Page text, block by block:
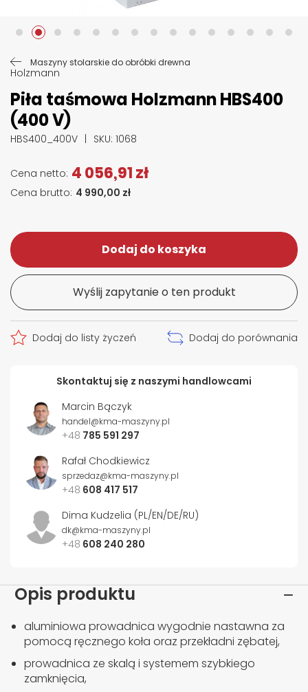
Opis produktu
aluminiowa prowadnica wygodnie nastawna za
pomocą ręcznego koła oraz przekładni zębatej,
prowadnica ze skalą i systemem szybkiego
zamknięcia,
HBS400_400V SKU: 1068
Maszyny stolarskie do obróbki drewna
Piła taśmowa Holzmann HBS400
(400 V)
4 990,00 zł
4 056,91 zł
Holzmann
Dodaj do koszyka
Wyślij zapytanie o ten produkt
Dodaj do listy życzeń Dodaj do porównania
Skontaktuj się z naszymi handlowcami
Marcin Bączyk
handel@kma-maszyny.pl
+48 785 591 297
Rafał Chodkiewicz
sprzedaz@kma-maszyny.pl
+48 608 417 517
Dima Kudzelia (PL/EN/DE/RU)
dk@kma-maszyny.pl
+48 608 240 280